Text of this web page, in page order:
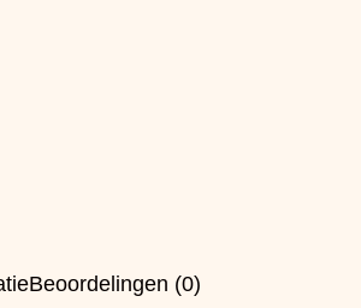
Beoordelingen (0)